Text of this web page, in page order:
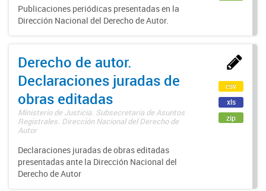
Publicaciones periódicas presentadas en la
Dirección Nacional del Derecho de Autor.
Derecho de autor.
Declaraciones juradas de
obras editadas
Ministerio de Justicia. Subsecretaría de Asuntos
Registrales. Dirección Nacional del Derecho de
Autor
Declaraciones juradas de obras editadas
presentadas ante la Dirección Nacional del
Derecho de Autor
csv
xls
zip